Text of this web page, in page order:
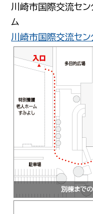
川崎市国際交流セン
ム
川崎市国際交流セ
別棟まで